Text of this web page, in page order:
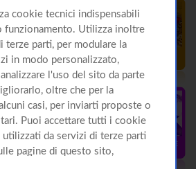
cookie tecnici indispensabili
funzionamento. Utilizza inoltre
terze parti, per modulare la
in modo personalizzato,
l'uso del sito da parte
oltre che per la
casi, per inviarti proposte o
Puoi accettare tutti i cookie
da servizi di terze parti
pagine di questo sito,
"Accetta tutti i cookie"